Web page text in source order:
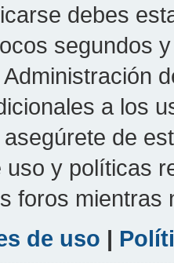
debes
segundos
a los
de
uso y políticas
foros mientras
de uso |